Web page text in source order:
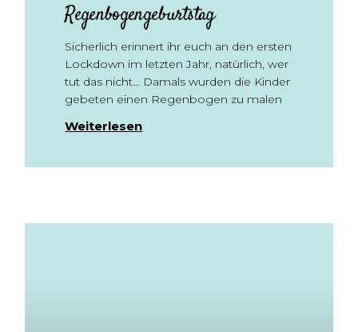
Regenbogengeburtstag
Sicherlich erinnert ihr euch an den ersten
Lockdown im letzten Jahr, natürlich, wer
tut das nicht… Damals wurden die Kinder
gebeten einen Regenbogen zu malen
Weiterlesen